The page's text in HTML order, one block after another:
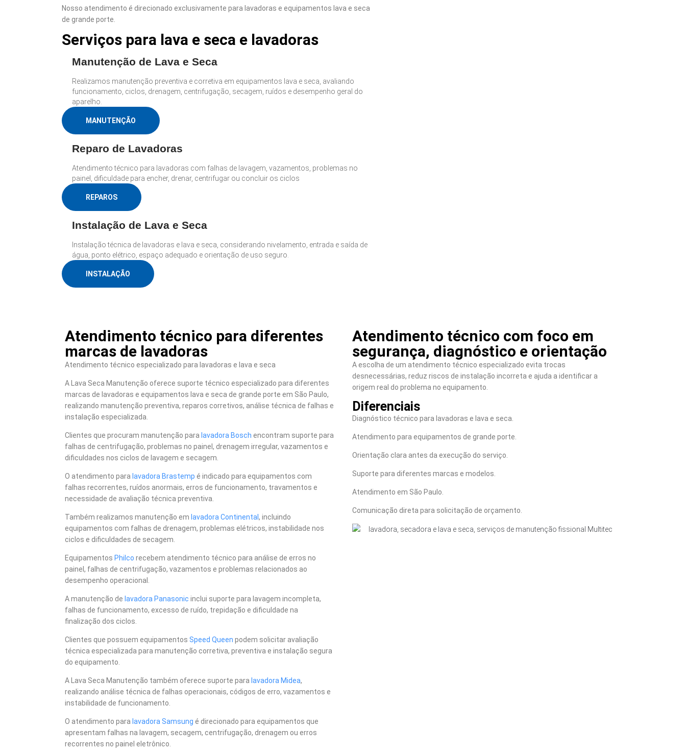
Nosso atendimento é direcionado exclusivamente para lavadoras e equipamentos lava e seca
de grande porte.
Serviços para lava e seca e lavadoras
Manutenção de Lava e Seca
Realizamos manutenção preventiva e corretiva em equipamentos lava e seca, avaliando
funcionamento, ciclos, drenagem, centrifugação, secagem, ruídos e desempenho geral do
aparelho.
MANUTENÇÃO
Reparo de Lavadoras
Atendimento técnico para lavadoras com falhas de lavagem, vazamentos, problemas no
painel, dificuldade para encher, drenar, centrifugar ou concluir os ciclos
REPAROS
Instalação de Lava e Seca
Instalação técnica de lavadoras e lava e seca, considerando nivelamento, entrada e saída de
água, ponto elétrico, espaço adequado e orientação de uso seguro.
INSTALAÇÃO
Atendimento técnico para diferentes
marcas de lavadoras
Atendimento técnico especializado para lavadoras e lava e seca
A Lava Seca Manutenção oferece suporte técnico especializado para diferentes
marcas de lavadoras e equipamentos lava e seca de grande porte em São Paulo,
realizando manutenção preventiva, reparos corretivos, análise técnica de falhas e
instalação especializada.
Clientes que procuram manutenção para lavadora Bosch encontram suporte para
falhas de centrifugação, problemas no painel, drenagem irregular, vazamentos e
dificuldades nos ciclos de lavagem e secagem.
O atendimento para lavadora Brastemp é indicado para equipamentos com
falhas recorrentes, ruídos anormais, erros de funcionamento, travamentos e
necessidade de avaliação técnica preventiva.
Também realizamos manutenção em lavadora Continental, incluindo
equipamentos com falhas de drenagem, problemas elétricos, instabilidade nos
ciclos e dificuldades de secagem.
Equipamentos Philco recebem atendimento técnico para análise de erros no
painel, falhas de centrifugação, vazamentos e problemas relacionados ao
desempenho operacional.
A manutenção de lavadora Panasonic inclui suporte para lavagem incompleta,
falhas de funcionamento, excesso de ruído, trepidação e dificuldade na
finalização dos ciclos.
Clientes que possuem equipamentosSpeed Queen podem solicitar avaliação
técnica especializada para manutenção corretiva, preventiva e instalação segura
do equipamento.
A Lava Seca Manutenção também oferece suporte para lavadora Midea,
realizando análise técnica de falhas operacionais, códigos de erro, vazamentos e
instabilidade de funcionamento.
O atendimento para lavadora Samsung é direcionado para equipamentos que
apresentam falhas na lavagem, secagem, centrifugação, drenagem ou erros
recorrentes no painel eletrônico.
Atendimento técnico com foco em
segurança, diagnóstico e orientação
A escolha de um atendimento técnico especializado evita trocas
desnecessárias, reduz riscos de instalação incorreta e ajuda a identificar a
origem real do problema no equipamento.
Diferenciais
Diagnóstico técnico para lavadoras e lava e seca.
Atendimento para equipamentos de grande porte.
Orientação clara antes da execução do serviço.
Suporte para diferentes marcas e modelos.
Atendimento em São Paulo.
Comunicação direta para solicitação de orçamento.